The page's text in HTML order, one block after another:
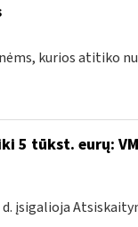
kurios atitiko
5 tūkst. eurų:
įsigalioja